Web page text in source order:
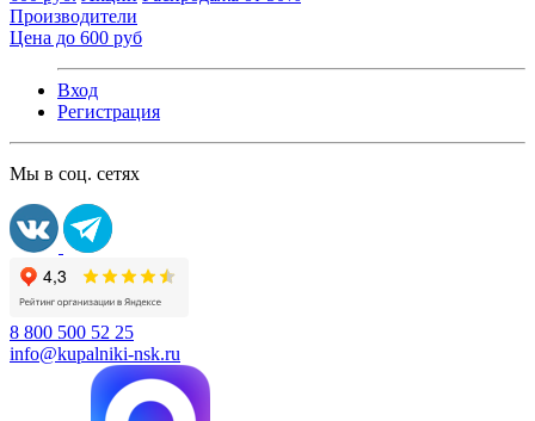
Производители
Цена до 600 руб
Вход
Регистрация
Мы в соц. сетях
8 800 500 52 25
info@kupalniki-nsk.ru